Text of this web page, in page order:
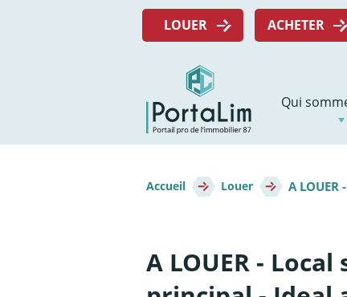
Menu
LOUER ACHETER
Navigation
principale
Qui
d'Ariane
Accueil Louer A
A LOUER -